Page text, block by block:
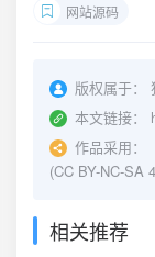
网站源码
版权属于：
本文链接：
作品采用：
(CC BY-NC-SA
相关推荐